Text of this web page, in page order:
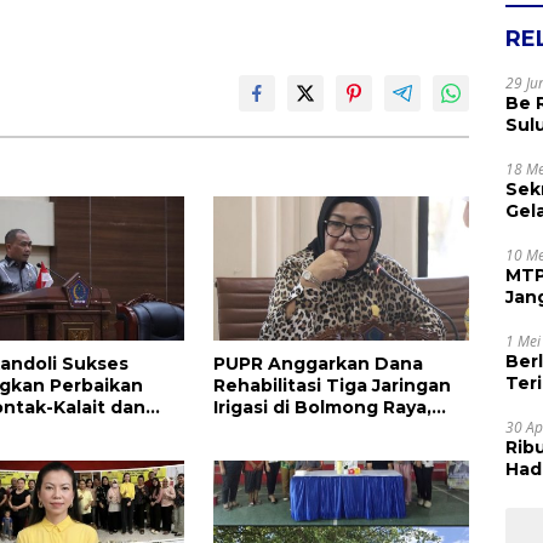
Sukses
Perbaikan
Kalait dan
PUPR Anggarkan Dana
Rehabilitasi Tiga Jaringan
Irigasi di Bolmong Raya,
29
Be
18
10
1
30